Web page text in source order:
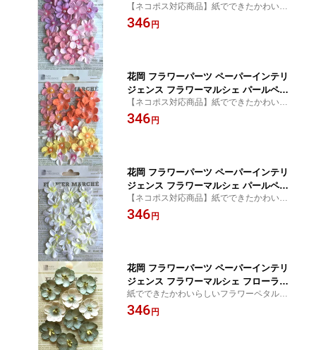
ル スイート 花径20mm 20枚入
【ネコポス対応商品】紙でできたかわいら
しいフラワーペタルです
346 円
花岡 フラワーパーツ ペーパーインテリ
ジェンス フラワーマルシェ パールペタ
ル サンシャイン 花径20mm 20枚入
【ネコポス対応商品】紙でできたかわいら
しいフラワーペタルです
346 円
花岡 フラワーパーツ ペーパーインテリ
ジェンス フラワーマルシェ パールペタ
ル ホワイト 花径20mm 20枚入
【ネコポス対応商品】紙でできたかわいら
しいフラワーペタルです
346 円
花岡 フラワーパーツ ペーパーインテリ
ジェンス フラワーマルシェ フローラル
ブルー （φ25mm・10枚）
紙でできたかわいらしいフラワーペタルで
す♪スクラップブッキングやアルバムのデコ
にぴったり！
346 円